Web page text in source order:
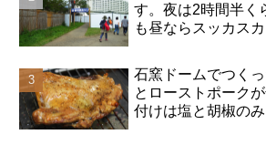
す。夜は2時間半く
も昼ならスッカスカ
石窯ドームでつく
とローストポーク
付けは塩と胡椒のみ